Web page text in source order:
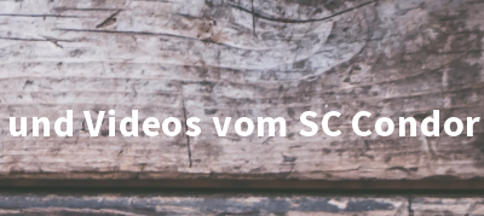
Videos vom SC Condor